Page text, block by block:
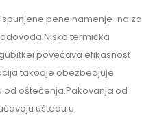
pene namenje-na za
termička
povećava efikasnost
takodje obezbedjuje
od oštećenja.Pakovanja od
uštedu u